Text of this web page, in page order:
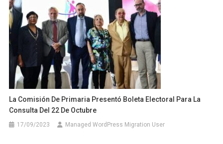
La Comisión De Primaria Presentó Boleta Electoral Para La
Consulta Del 22 De Octubre
17/09/2023 Managed WordPress Migration User